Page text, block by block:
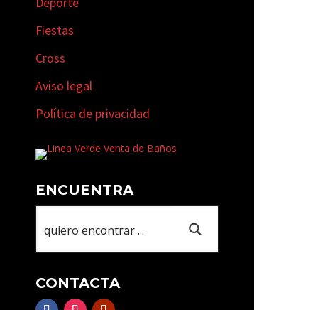
Fiestas
Cross
Aviso legal
Política de privacidad
ENCUENTRA
CONTACTA